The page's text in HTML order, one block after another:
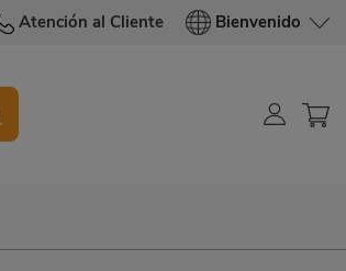
Atención al Cliente Bienvenido